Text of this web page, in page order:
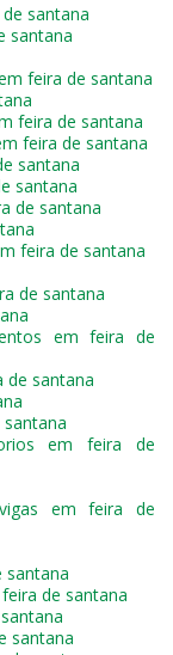
santana
santana
feira de santana
feira de santana
feira de santana
santana
santana
de santana
feira de santana
de santana
em feira de
de santana
em feira de
em feira de
santana
de santana
santana